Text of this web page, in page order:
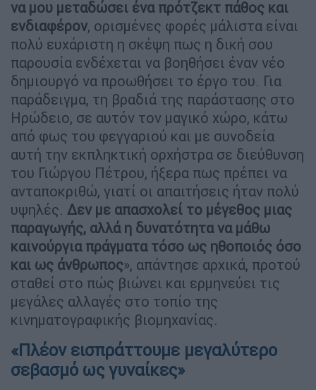
να μου μεταδώσει ένα πρότζεκτ πάθος και
ενδιαφέρον, ορισμένες φορές μάλιστα είναι
πολύ ευχάριστη η σκέψη πως η δική σου
παρουσία ενδέχεται να βοηθήσει έναν νέο
δημιουργό να προωθήσει το έργο του. Για
παράδειγμα, τη βραδιά της παράστασης στο
Ηρώδειο, σε αυτόν τον μαγικό χώρο, κάτω
από φως του φεγγαριού και με συνοδεία
αυτή την εκπληκτική ορχήστρα σε διεύθυνση
του Γιώργου Πέτρου, ήξερα πως πρέπει να
ανταποκριθώ, γιατί οι απαιτήσεις ήταν πολύ
υψηλές. Δεν με απασχολεί το μέγεθος μιας
παραγωγής, αλλά η δυνατότητα να μάθω
καινούργια πράγματα τόσο ως ηθοποιός όσο
και ως άνθρωπος», απάντησε αρχικά, προτού
σταθεί στο πώς βιώνει και ερμηνεύει τις
μεγάλες αλλαγές στο τοπίο της
κινηματογραφικής βιομηχανίας.
«Πλέον εισπράττουμε μεγαλύτερο
σεβασμό ως γυναίκες»